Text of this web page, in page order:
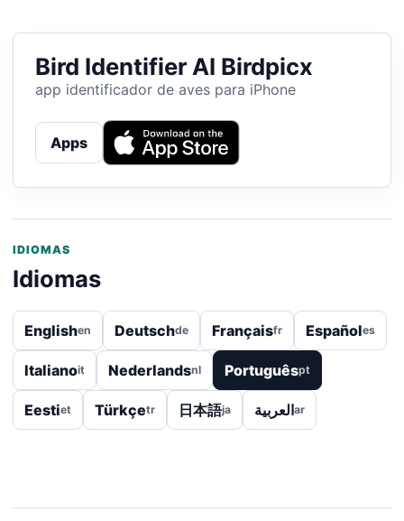
Bird Identifier AI Birdpicx
app identificador de aves para iPhone
Apps
IDIOMAS
Idiomas
Englishen Deutschde Françaisfr Españoles
Italianoit Nederlandsnl Portuguêspt
Eestiet Türkçetr 日本語ja العربيةar